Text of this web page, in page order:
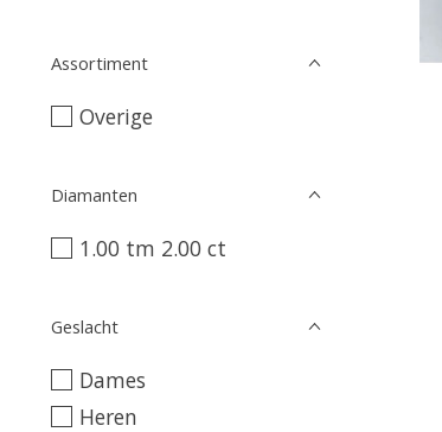
Assortiment
Overige
Diamanten
1.00 tm 2.00 ct
Geslacht
Dames
Heren